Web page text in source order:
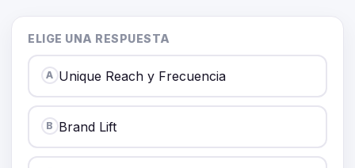
ELIGE UNA RESPUESTA
A Unique Reach y Frecuencia
B Brand Lift